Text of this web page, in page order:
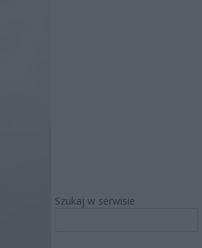
Szukaj w serwisie